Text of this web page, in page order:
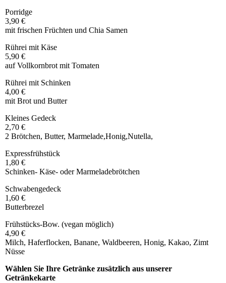
Porridge
3,90 €
mit frischen Früchten und Chia Samen
Rührei mit Käse
5,90 €
auf Vollkornbrot mit Tomaten
Rührei mit Schinken
4,00 €
mit Brot und Butter
Kleines Gedeck
2,70 €
2 Brötchen, Butter, Marmelade,Honig,Nutella,
Expressfrühstück
1,80 €
Schinken- Käse- oder Marmeladebrötchen
Schwabengedeck
1,60 €
Butterbrezel
Frühstücks-Bow. (vegan möglich)
4,90 €
Milch, Haferflocken, Banane, Waldbeeren, Honig, Kakao, Zimt
Nüsse
Wählen Sie Ihre Getränke zusätzlich aus unserer
Getränkekarte